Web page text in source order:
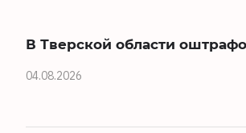
В Тверской области
04.08.2026